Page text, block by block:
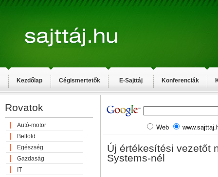
Kezdőlap Cégismertetők E-Sajttáj Konferenciák
Rovatok
Autó-motor
Belföld
Egészség
Gazdaság
IT
Web
Új értékesítési vezetőt
Systems-nél